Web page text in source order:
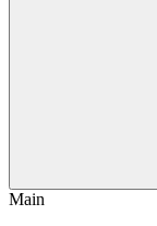
Main